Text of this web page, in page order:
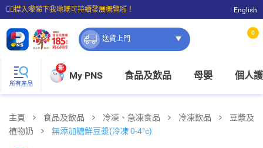
☝🏼㩒入嚟睇下我哋嘅可持續發展概覽啦！
⭐購物滿$399即享免費送貨；滿$100即可免費店取。
English
送貨上門
0
所有產品
新
My PNS 食品及飲品 母嬰 個人
主頁 食品及飲品 冷凍、急凍食品 冷凍飲品
豆漿及
植物奶
無添加糖鮮豆漿(冷凍 0-4°c)